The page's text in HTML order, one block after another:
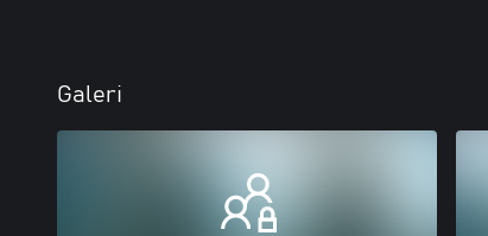
Galeri